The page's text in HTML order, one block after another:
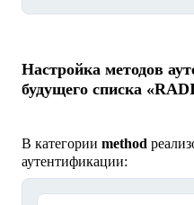
Настройка методов
будущего списка
В категории method
аутентификации: